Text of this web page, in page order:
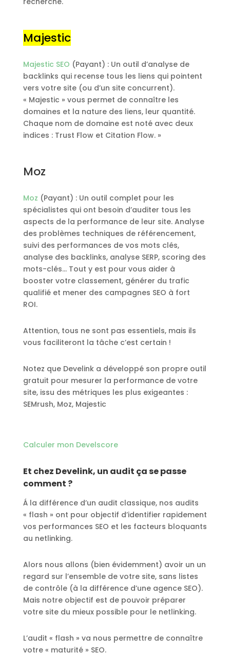
Majestic
Majestic SEO (Payant) : Un outil d’analyse de
backlinks qui recense tous les liens qui pointent
vers votre site (ou d’un site concurrent).
« Majestic » vous permet de connaître les
domaines et la nature des liens, leur quantité.
Chaque nom de domaine est noté avec deux
indices : Trust Flow et Citation Flow. »
Moz
Moz (Payant) : Un outil complet pour les
spécialistes qui ont besoin d’auditer tous les
aspects de la performance de leur site. Analyse
des problèmes techniques de référencement,
suivi des performances de vos mots clés,
analyse des backlinks, analyse SERP, scoring des
mots-clés… Tout y est pour vous aider à
booster votre classement, générer du trafic
qualifié et mener des campagnes SEO à fort
ROI.
Attention, tous ne sont pas essentiels, mais ils
vous faciliteront la tâche c’est certain !
Notez que Develink a développé son propre outil
gratuit pour mesurer la performance de votre
site, issu des métriques les plus exigeantes :
SEMrush, Moz, Majestic
Calculer mon Develscore
Et chez Develink, un audit ça se passe
comment ?
Á la différence d’un audit classique, nos audits
« flash » ont pour objectif d’identifier rapidement
vos performances SEO et les facteurs bloquants
au netlinking.
Alors nous allons (bien évidemment) avoir un un
regard sur l’ensemble de votre site, sans listes
de contrôle (à la différence d’une agence SEO).
Mais notre objectif est de pouvoir préparer
votre site du mieux possible pour le netlinking.
L’audit « flash » va nous permettre de connaître
votre « maturité » SEO.